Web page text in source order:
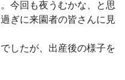
今回も夜うむかな、と思
ぎに来園者の皆さんに見
したが、出産後の様子を